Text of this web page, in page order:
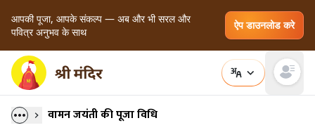
आपकी पूजा, आपके संकल्प — अब और भी सरल और
पवित्र अनुभव के साथ
ऐप डाउनलोड करे
Open
वामन जयंती की पूजा विधि